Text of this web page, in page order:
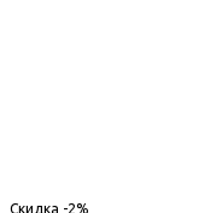
Скидка -2%